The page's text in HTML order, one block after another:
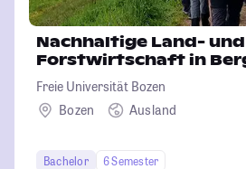
Nachhaltige Land- und
Forstwirtschaft in
Freie Universität Bozen
Bozen
Ausland
Bachelor
6 Semester